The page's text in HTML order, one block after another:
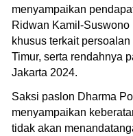
menyampaikan
Ridwan Kamil-Suswono
khusus terkait
Timur, serta rendahnya
Jakarta 2024.
Saksi paslon Dharma
menyampaikan
tidak akan